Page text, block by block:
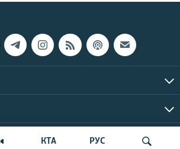
КТА РУС
© Крим.Реалії, 2026 | Усі права застережено.